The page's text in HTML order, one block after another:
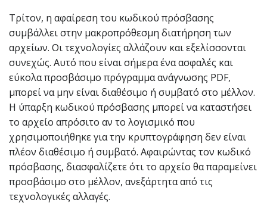
Τρίτον, η αφαίρεση του κωδικού πρόσβασης
συμβάλλει στην μακροπρόθεσμη διατήρηση των
αρχείων. Οι τεχνολογίες αλλάζουν και εξελίσσονται
συνεχώς. Αυτό που είναι σήμερα ένα ασφαλές και
εύκολα προσβάσιμο πρόγραμμα ανάγνωσης PDF,
μπορεί να μην είναι διαθέσιμο ή συμβατό στο μέλλον.
Η ύπαρξη κωδικού πρόσβασης μπορεί να καταστήσει
το αρχείο απρόσιτο αν το λογισμικό που
χρησιμοποιήθηκε για την κρυπτογράφηση δεν είναι
πλέον διαθέσιμο ή συμβατό. Αφαιρώντας τον κωδικό
πρόσβασης, διασφαλίζετε ότι το αρχείο θα παραμείνει
προσβάσιμο στο μέλλον, ανεξάρτητα από τις
τεχνολογικές αλλαγές.